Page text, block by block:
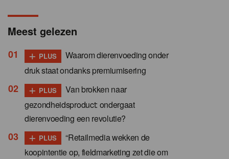
Meest gelezen
+ PLUS
Waarom dierenvoeding onder
druk staat ondanks premiumisering
+ PLUS
Van brokken naar
gezondheidsproduct: ondergaat
dierenvoeding een revolutie?
+ PLUS
“Retailmedia wekken de
koopintentie op, fieldmarketing zet die om